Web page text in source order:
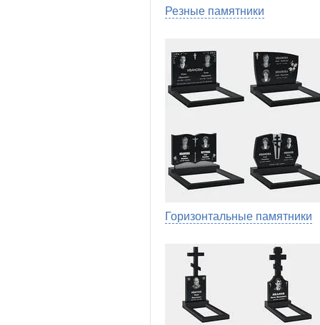
Резные памятники
Горизонтальные памятники